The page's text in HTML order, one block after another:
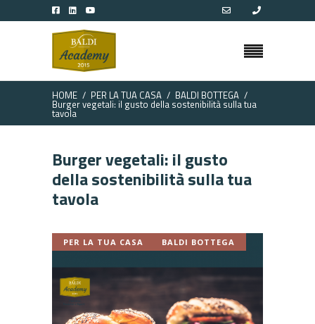
HOME PER LA TUA CASA BALDI BOTTEGA
Burger vegetali: il gusto della sostenibilità sulla tua
tavola
Burger vegetali: il gusto
della sostenibilità sulla tua
tavola
PER LA TUA CASA BALDI BOTTEGA